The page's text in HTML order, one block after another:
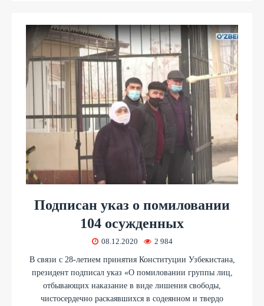
Подписан указ о помиловании
104 осужденных
08.12.2020 2 984
В связи с 28-летием принятия Конституции Узбекистана,
президент подписал указ «О помиловании группы лиц,
отбывающих наказание в виде лишения свободы,
чистосердечно раскаявшихся в содеянном и твердо